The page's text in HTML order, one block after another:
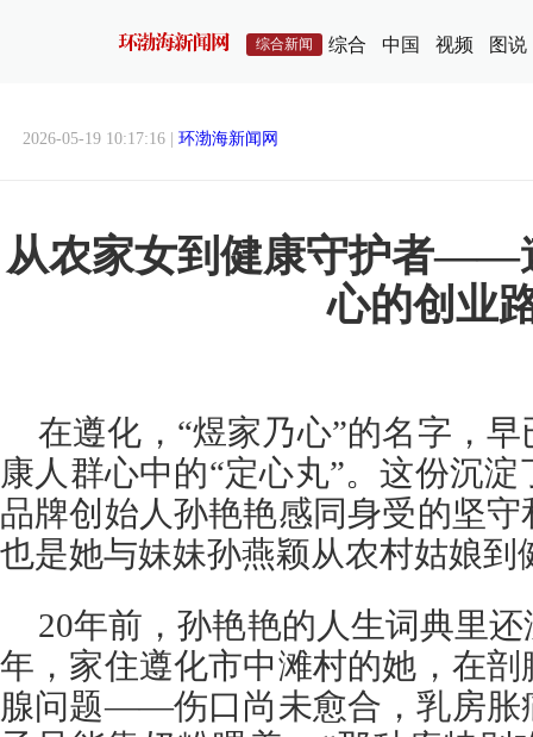
综合新闻 综合 中国 视频 图说
2026-05-19 10:17:16 | 环渤海新闻网
从农家女到健康守护者——
心的创业
在遵化，“煜家乃心”的名字，
康人群心中的“定心丸”。这份沉
品牌创始人孙艳艳感同身受的坚
也是她与妹妹孙燕颖从农村姑娘到
20年前，孙艳艳的人生词典里
年，家住遵化市中滩村的她，在
腺问题——伤口尚未愈合，乳房胀